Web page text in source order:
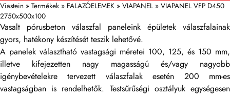
Viastein » Termékek » FALAZÓELEMEK » VIAPANEL » VIAPANEL VFP D450
2750x500x100
Vasalt pórusbeton válaszfal paneleink épületek válaszfalainak
gyors, hatékony készítését teszik lehetővé.
A panelek választható vastagsági méretei 100, 125, és 150 mm,
illetve kifejezetten nagy magasságú és/vagy nagyobb
igénybevételekre tervezett válaszfalak esetén 200 mm-es
vastagságban is rendelhetők. Testsűrűségi osztályuk egységesen